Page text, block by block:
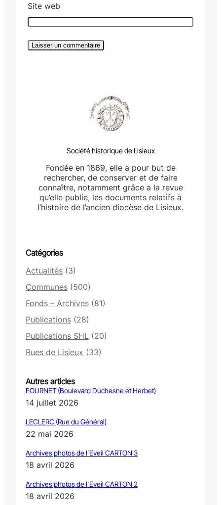
Site web
Société historique de Lisieux
Fondée en 1869, elle a pour but de
rechercher, de conserver et de faire
connaître, notamment grâce a la revue
qu’elle publie, les documents relatifs à
l’histoire de l’ancien diocèse de Lisieux.
Catégories
Actualités (3)
Communes (500)
Fonds – Archives (81)
Publications (28)
Publications SHL (20)
Rues de Lisieux (33)
Autres articles
FOURNET (Boulevard Duchesne et Herbet)
14 juillet 2026
LECLERC (Rue du Général)
22 mai 2026
Archives photos de l’Eveil CARTON 3
18 avril 2026
Archives photos de l’Eveil CARTON 2
18 avril 2026